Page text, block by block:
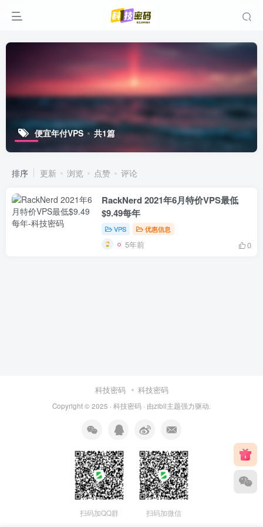
便宜年付VPS 共1篇
排序 更新 浏览 点赞 评论
RackNerd 2021年6月特价VPS最低
$9.49每年
VPS 优惠信息
5年前 0
科技密码 科技密码
Copyright © 2025 · 科技密码 · 由zibll主题强力驱动.
扫码加QQ群 扫码加微信